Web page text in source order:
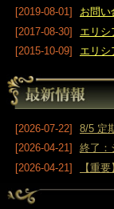
[2021-07-19]
お問
[2021-03-17]
[2020-05-15]
メッ
[2019-09-12]
改正
[2019-08-01]
お問
[2017-08-30]
エリ
[2015-10-09]
エリ